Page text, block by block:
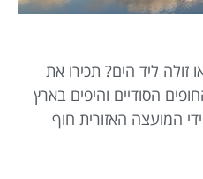
ליד הים? תכירו את
הסודיים והיפים בארץ
המועצה האזורית חוף